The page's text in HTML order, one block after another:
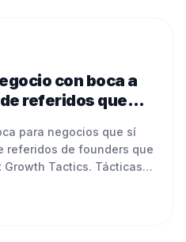
con boca a
referidos que
para negocios que sí
referidos de founders que
Tactics. Tácticas